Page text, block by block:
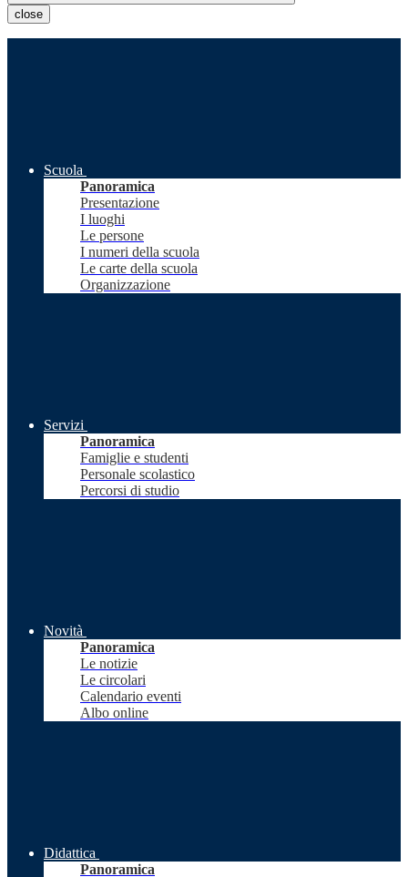
close
Scuola
Panoramica
Presentazione
I luoghi
Le persone
I numeri della scuola
Le carte della scuola
Organizzazione
Servizi
Panoramica
Famiglie e studenti
Personale scolastico
Percorsi di studio
Novità
Panoramica
Le notizie
Le circolari
Calendario eventi
Albo online
Didattica
Panoramica